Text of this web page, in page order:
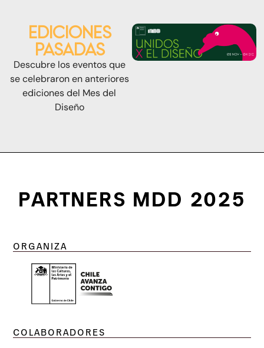
EDICIONES
PASADAS
Descubre los eventos que
se celebraron en anteriores
ediciones del Mes del
Diseño
PARTNERS MDD 2025
ORGANIZA
COLABORADORES